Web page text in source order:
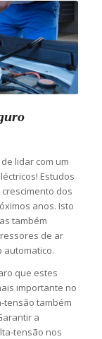
lidar com um
Estudos
dos
anos. Isto
também
de ar
automatico.
que estes
importante no
tensão também
a
tensão nos